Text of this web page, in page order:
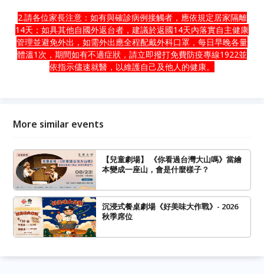
2.請各位家長注意：如有與確診病例接觸者，應依規定居家隔離
14天；如具其他自國外返台者，建議於返國14天內落實自主健康
管理並避免外出，如需外出應全程配戴外科口罩，每日早晚各量
體溫1次，期間如有不適症狀，請立即撥打免費防疫專線1922並
依指示儘速就醫，以維護自己及他人的健康。
More similar events
【兒童劇場】 《你看過台灣大山嗎》當繪
本變成一座山，會是什麼樣子？
沉浸式餐桌劇場《好美味大作戰》- 2026
秋季席位